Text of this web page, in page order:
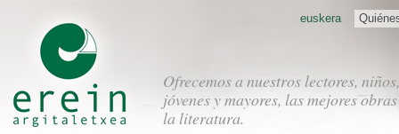
Ofrecemos a nuestros lectores, niños,
jóvenes y mayores, las mejores
la literatura.
euskera